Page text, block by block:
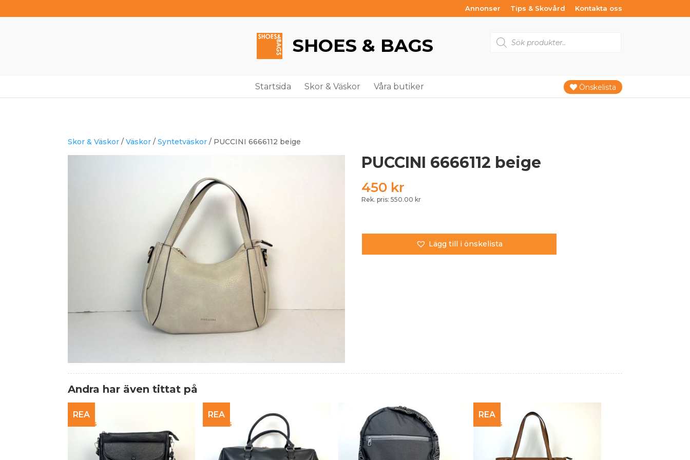
Annonser Tips & Skovård Kontakta oss
SHOES & BAGS search
Startsida Skor & Väskor Våra butiker Önskelista
Skor & Väskor / Väskor / Syntetväskor / PUCCINI 6666112 beige
PUCCINI 6666112 beige
450 kr
Rek. pris: 550.00 kr
Lägg till i önskelista
Andra har även tittat på
REA REA REA